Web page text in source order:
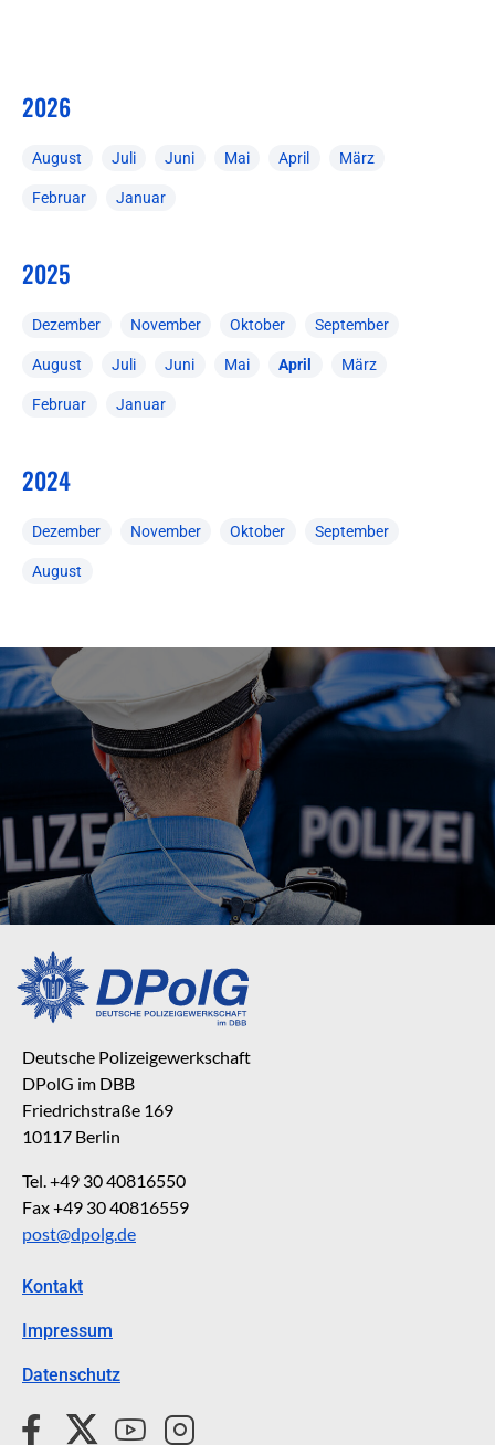
2026
August Juli Juni Mai April März
Februar Januar
2025
Dezember November Oktober September
August Juli Juni Mai April März
Februar Januar
2024
Dezember November Oktober September
August
Deutsche Polizeigewerkschaft
DPolG im DBB
Friedrichstraße 169
10117 Berlin
Tel. +49 30 40816550
Fax +49 30 40816559
post@dpolg.de
Kontakt
Impressum
Datenschutz